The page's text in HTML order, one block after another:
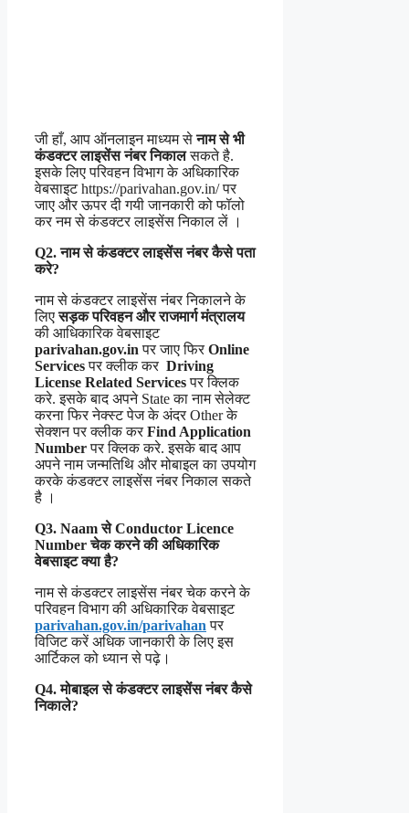
जी हाँ, आप ऑनलाइन माध्यम सेनाम से भी
कंडक्टर लाइसेंस नंबर निकालसकते है.
इसके लिए परिवहन विभाग के अधिकारिक
वेबसाइट https://parivahan.gov.in/ पर
जाए और ऊपर दी गयी जानकारी को फॉलो
कर नम से कंडक्टर लाइसेंस निकाल लें ।
Q2. नाम से कंडक्टर लाइसेंस नंबर कैसे पता
करे?
नाम से कंडक्टर लाइसेंस नंबर निकालने के
लिएसड़क परिवहन और राजमार्ग मंत्रालय
की आधिकारिक वेबसाइट
parivahan.gov.in पर जाए फिर Online
Servicesपर क्लीक कर Driving
License Related Servicesपर क्लिक
करे. इसके बाद अपने State का नाम सेलेक्ट
करना फिर नेक्स्ट पेज के अंदर Other के
सेक्शन पर क्लीक कर Find Application
Numberपर क्लिक करे. इसके बाद आप
अपने नाम जन्मतिथि और मोबाइल का उपयोग
करके कंडक्टर लाइसेंस नंबर निकाल सकते
है ।
Q3. Naam से Conductor Licence
Number चेक करने की अधिकारिक
वेबसाइट क्या है?
नाम से कंडक्टर लाइसेंस नंबर चेक करने के
परिवहन विभाग की अधिकारिक वेबसाइट
parivahan.gov.in/parivahan पर
विजिट करें अधिक जानकारी के लिए इस
आर्टिकल को ध्यान से पढ़े।
Q4. मोबाइल से कंडक्टर लाइसेंस नंबर कैसे
निकाले?